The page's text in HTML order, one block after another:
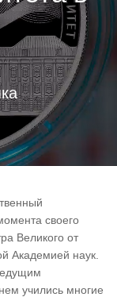
своего
Великого от
Академией наук.
учились многие